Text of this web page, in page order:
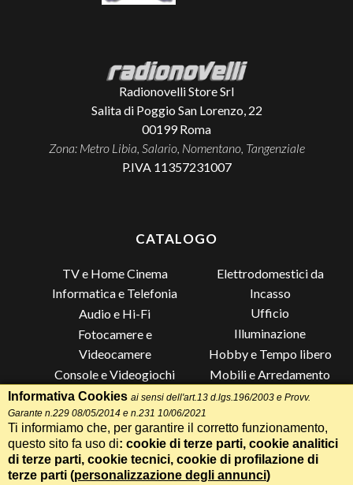
Radionovelli Store Srl
Salita di Poggio San Lorenzo, 22
00199 Roma
Zona: Metro Libia, Salario, Nomentano, Tangenziale
P.IVA 11357231007
CATALOGO
TV e Home Cinema
Informatica e Telefonia
Audio e Hi-Fi
Fotocamere e
Videocamere
Console e Videogiochi
Piccoli Elettrodomestici
Grandi Elettrodomestici e
Climatizzazione
Elettrodomestici da
Incasso
Ufficio
Illuminazione
Hobby e Tempo libero
Mobili e Arredamento
Lista di Nozze
Informativa Cookies ai sensi dell'art.13 d.lgs.196/2003 e Provv.
Garante n.229 08/05/2014 e n.231 10/06/2021
Ti informiamo che, per garantire il corretto funzionamento,
questo sito fa uso di: cookie di terze parti, cookie analitici
di terze parti, cookie tecnici, cookie di profilazione di
terze parti (personalizzazione degli annunci)